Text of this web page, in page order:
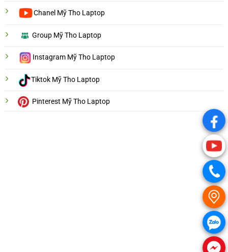
Chanel Mỹ Tho Laptop
Group Mỹ Tho Laptop
Instagram Mỹ Tho Laptop
Tiktok Mỹ Tho Laptop
Pinterest Mỹ Tho Laptop
.
.
.
.
.
.